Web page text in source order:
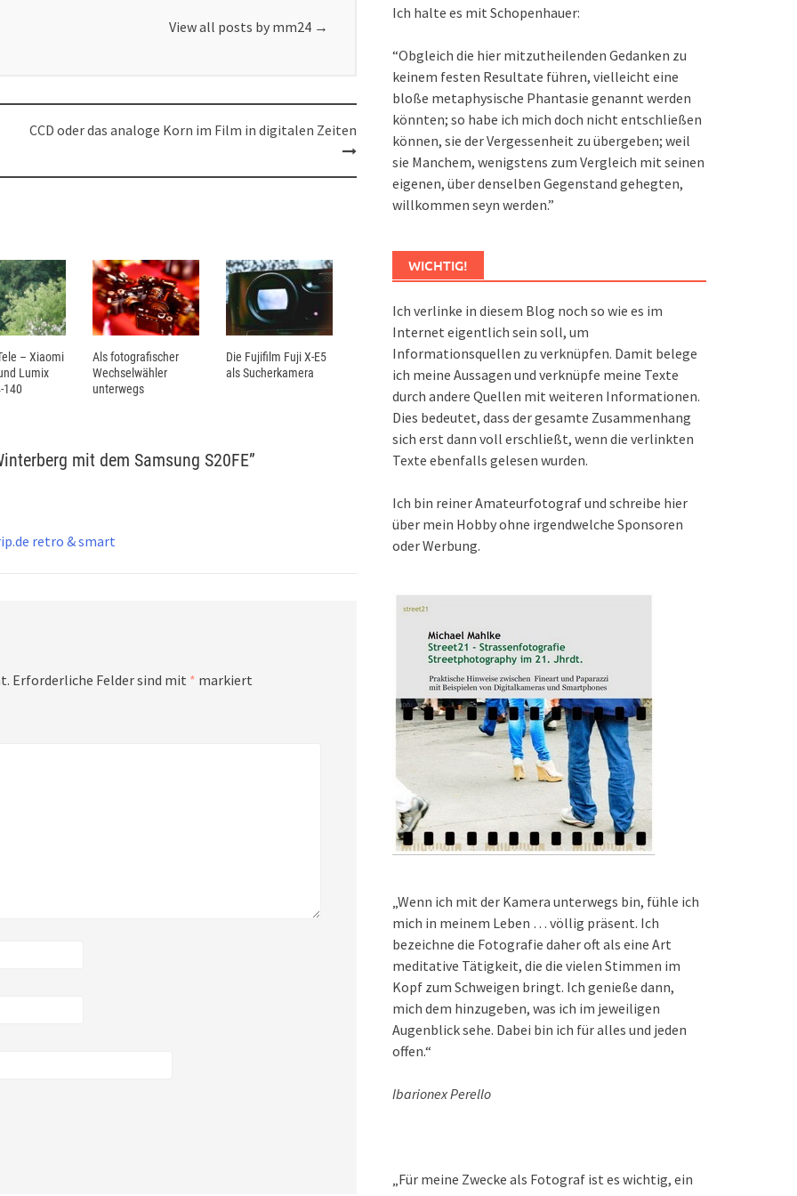
View all posts by mm24 →
CCD oder das analoge Korn im Film in digitalen Zeiten
– Xiaomi
Lumix
140
Als fotografischer
Wechselwähler
unterwegs
Die Fujifilm Fuji X-E5
als Sucherkamera
mit dem Samsung S20FE”
retro & smart
Erforderliche Felder sind mit * markiert
Ich halte es mit Schopenhauer:
“Obgleich die hier mitzutheilenden Gedanken zu
keinem festen Resultate führen, vielleicht eine
bloße metaphysische Phantasie genannt werden
könnten; so habe ich mich doch nicht entschließen
können, sie der Vergessenheit zu übergeben; weil
sie Manchem, wenigstens zum Vergleich mit seinen
eigenen, über denselben Gegenstand gehegten,
willkommen seyn werden.”
WICHTIG!
Ich verlinke in diesem Blog noch so wie es im
Internet eigentlich sein soll, um
Informationsquellen zu verknüpfen. Damit belege
ich meine Aussagen und verknüpfe meine Texte
durch andere Quellen mit weiteren Informationen.
Dies bedeutet, dass der gesamte Zusammenhang
sich erst dann voll erschließt, wenn die verlinkten
Texte ebenfalls gelesen wurden.
Ich bin reiner Amateurfotograf und schreibe hier
über mein Hobby ohne irgendwelche Sponsoren
oder Werbung.
„Wenn ich mit der Kamera unterwegs bin, fühle ich
mich in meinem Leben … völlig präsent. Ich
bezeichne die Fotografie daher oft als eine Art
meditative Tätigkeit, die die vielen Stimmen im
Kopf zum Schweigen bringt. Ich genieße dann,
mich dem hinzugeben, was ich im jeweiligen
Augenblick sehe. Dabei bin ich für alles und jeden
offen.“
Ibarionex Perello
„Für meine Zwecke als Fotograf ist es wichtig, ein